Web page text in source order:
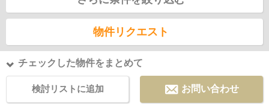
物件リクエスト
チェックした物件をまとめて
検討リストに追加 お問い合わせ